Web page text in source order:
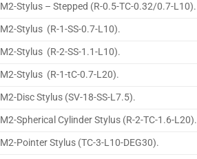
M2-Stylus – Stepped (R-0.5-TC-0.32/0.7-L10).
M2-Stylus (R-1-SS-0.7-L10).
M2-Stylus (R-2-SS-1.1-L10).
M2-Stylus (R-1-tC-0.7-L20).
M2-Disc Stylus (SV-18-SS-L7.5).
M2-Spherical Cylinder Stylus (R-2-TC-1.6-L20).
M2-Pointer Stylus (TC-3-L10-DEG30).